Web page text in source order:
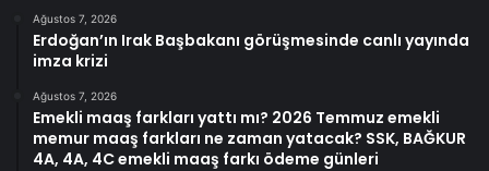
Ağustos 7, 2026
Erdoğan’ın Irak Başbakanı görüşmesinde canlı yayında
imza krizi
Ağustos 7, 2026
Emekli maaş farkları yattı mı? 2026 Temmuz emekli
memur maaş farkları ne zaman yatacak? SSK, BAĞKUR
4A, 4A, 4C emekli maaş farkı ödeme günleri